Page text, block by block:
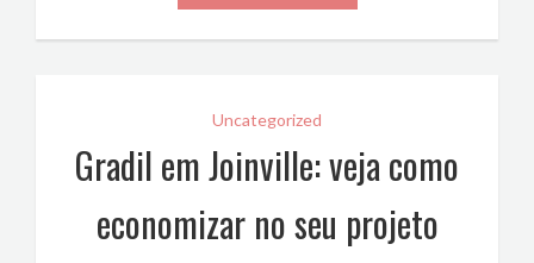
Uncategorized
Gradil em Joinville: veja como
economizar no seu projeto